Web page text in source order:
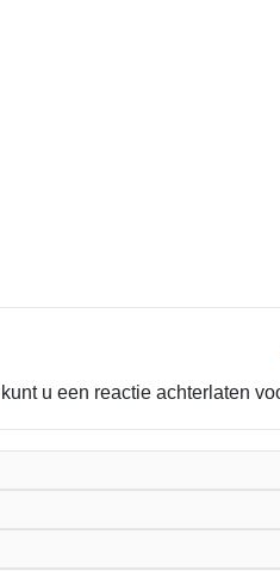
u een reactie achterlaten